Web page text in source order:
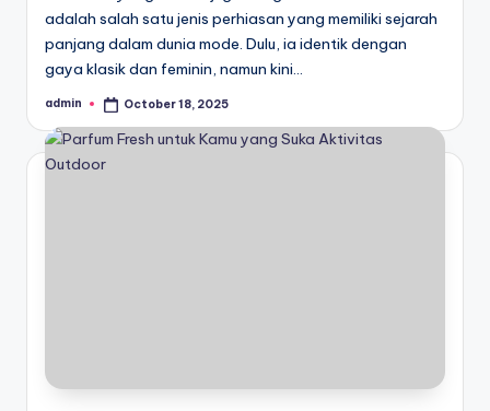
adalah salah satu jenis perhiasan yang memiliki sejarah
panjang dalam dunia mode. Dulu, ia identik dengan
gaya klasik dan feminin, namun kini…
Posted
admin October 18, 2025